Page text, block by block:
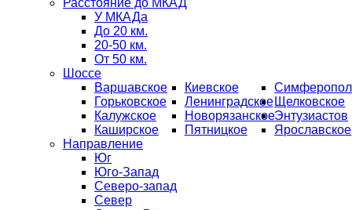
Расстояние до МКАД
У МКАДа
До 20 км.
20-50 км.
От 50 км.
Шоссе
Варшавское
Горьковское
Калужское
Каширское
Киевское
Ленинградское
Новорязанское
Пятницкое
Щелковское
Энтузиастов
Ярославское
Направление
Юг
Юго-Запад
Северо-запад
Север